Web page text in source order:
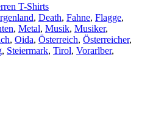
T-Shirts
, Death, Fahne, Flagge,
, Metal, Musik, Musiker,
, Oida, Österreich, Österreicher,
, Steiermark, Tirol, Vorarlber,